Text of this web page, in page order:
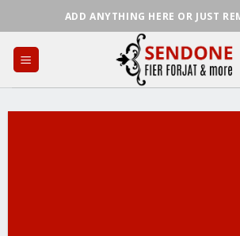
to
content
ADD ANYTHING HERE OR JUST